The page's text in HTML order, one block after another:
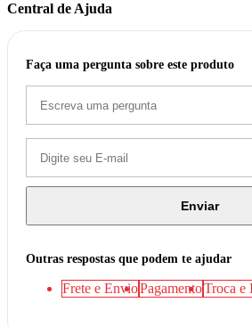
Central de Ajuda
Faça uma pergunta sobre este produto
Enviar
Outras respostas que podem te ajudar
Frete e EnvioPagamentoTroca e